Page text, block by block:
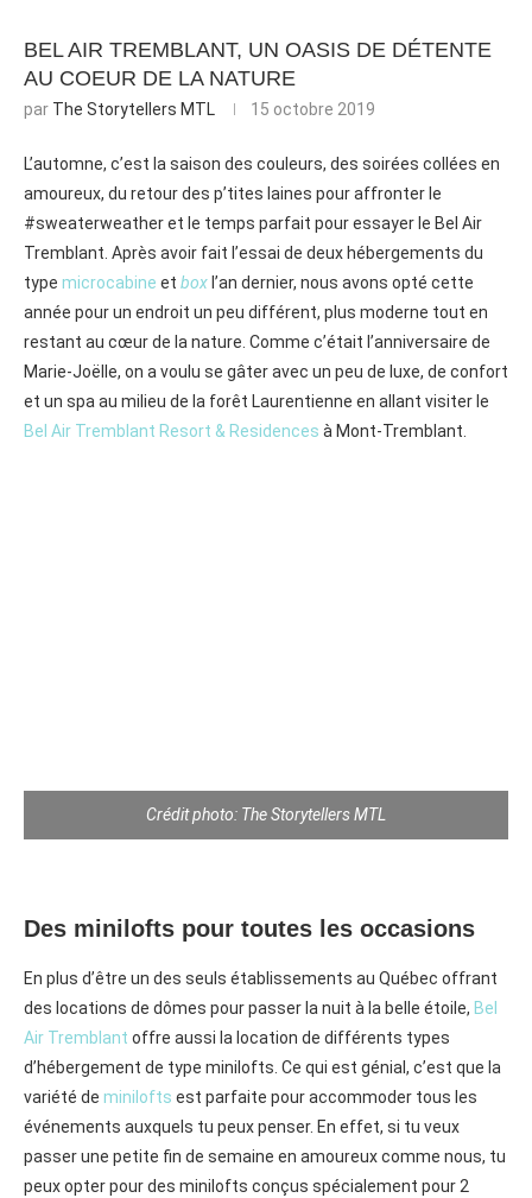
BEL AIR TREMBLANT, UN OASIS DE DÉTENTE
AU COEUR DE LA NATURE
par The Storytellers MTL 15 octobre 2019
L’automne, c’est la saison des couleurs, des soirées collées en
amoureux, du retour des p’tites laines pour affronter le
#sweaterweather et le temps parfait pour essayer le Bel Air
Tremblant. Après avoir fait l’essai de deux hébergements du
type microcabine et box l’an dernier, nous avons opté cette
année pour un endroit un peu différent, plus moderne tout en
restant au cœur de la nature. Comme c’était l’anniversaire de
Marie-Joëlle, on a voulu se gâter avec un peu de luxe, de confort
et un spa au milieu de la forêt Laurentienne en allant visiter le
Bel Air Tremblant Resort & Residences à Mont-Tremblant.
Crédit photo: The Storytellers MTL
Des minilofts pour toutes les occasions
En plus d’être un des seuls établissements au Québec offrant
des locations de dômes pour passer la nuit à la belle étoile, Bel
Air Tremblant offre aussi la location de différents types
d’hébergement de type minilofts. Ce qui est génial, c’est que la
variété de minilofts est parfaite pour accommoder tous les
événements auxquels tu peux penser. En effet, si tu veux
passer une petite fin de semaine en amoureux comme nous, tu
peux opter pour des minilofts conçus spécialement pour 2